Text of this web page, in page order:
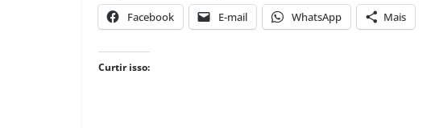
Facebook E-mail WhatsApp Mais
Curtir isso: